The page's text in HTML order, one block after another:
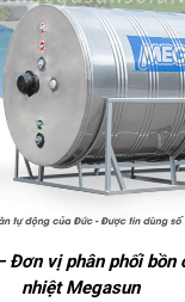
Đơn vị phân phối bồn
nhiệt Megasun